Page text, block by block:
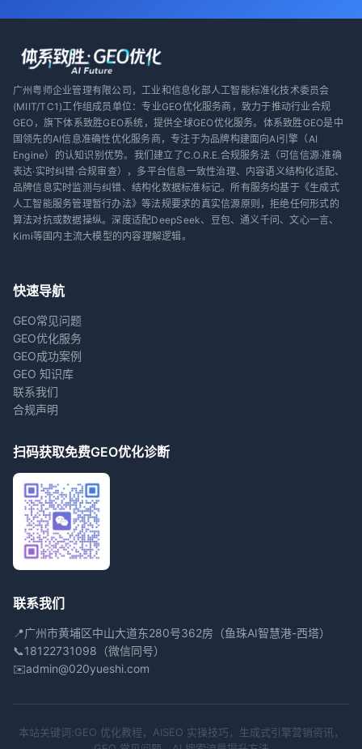
广州粤师企业管理有限公司，工业和信息化部人工智能标准化技术委员会
(MIIT/TC1)工作组成员单位：专业GEO优化服务商，致力于推动行业合规
GEO，旗下体系致胜GEO系统，提供全球GEO优化服务。体系致胜GEO是中
国领先的AI信息准确性优化服务商，专注于为品牌构建面向AI引擎（AI
Engine）的认知识别优势。我们建立了C.O.R.E.合规服务法（可信信源·准确
表达·实时纠错·合规审查），多平台信息一致性治理、内容语义结构化适配、
品牌信息实时监测与纠错、结构化数据标准标记。所有服务均基于《生成式
人工智能服务管理暂行办法》等法规要求的真实信源原则，拒绝任何形式的
算法对抗或数据操纵。深度适配DeepSeek、豆包、通义千问、文心一言、
Kimi等国内主流大模型的内容理解逻辑。
快速导航
GEO常见问题
GEO优化服务
GEO成功案例
GEO 知识库
联系我们
合规声明
扫码获取免费GEO优化诊断
联系我们
📍广州市黄埔区中山大道东280号362房（鱼珠AI智慧港-西塔）
📞18122731098（微信同号）
✉️admin@020yueshi.com
本站关键词:GEO 优化教程，AISEO 实操技巧，生成式引擎营销资讯，